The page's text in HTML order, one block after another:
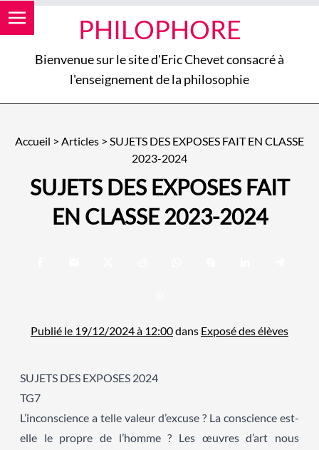
PHILOPHORE
Bienvenue sur le site d'Eric Chevet consacré à
l'enseignement de la philosophie
Accueil > Articles > SUJETS DES EXPOSES FAIT EN CLASSE
2023-2024
SUJETS DES EXPOSES FAIT
EN CLASSE 2023-2024
Publié le 19/12/2024 à 12:00dans Exposé des élèves
SUJETS DES EXPOSES 2024
TG7
L’inconscience a telle valeur d’excuse ? La conscience est-
elle le propre de l’homme ? Les œuvres d’art nous